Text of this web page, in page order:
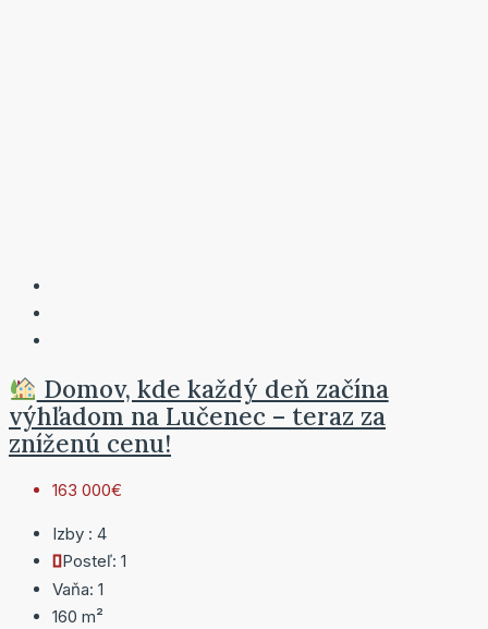
Domov, kde každý deň začína
výhľadom na Lučenec – teraz za
zníženú cenu!
163 000€
Izby : 4
Posteľ: 1
Vaňa: 1
160 m²